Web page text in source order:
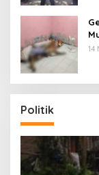
14
Politik